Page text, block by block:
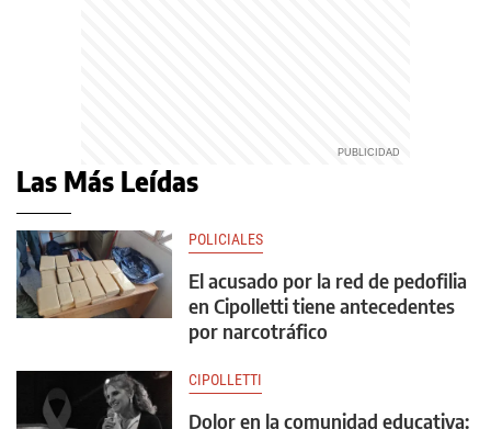
Las Más Leídas
POLICIALES
El acusado por la red de pedofilia
en Cipolletti tiene antecedentes
por narcotráfico
CIPOLLETTI
Dolor en la comunidad educativa: